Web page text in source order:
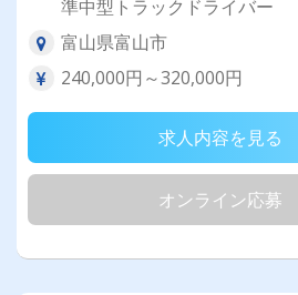
準中型トラックドライバー
富山県富山市
240,000円～320,000円
求人内容を見る
オンライン応募